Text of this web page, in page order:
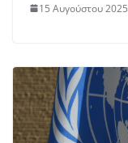
15 Αυγούστου 2025